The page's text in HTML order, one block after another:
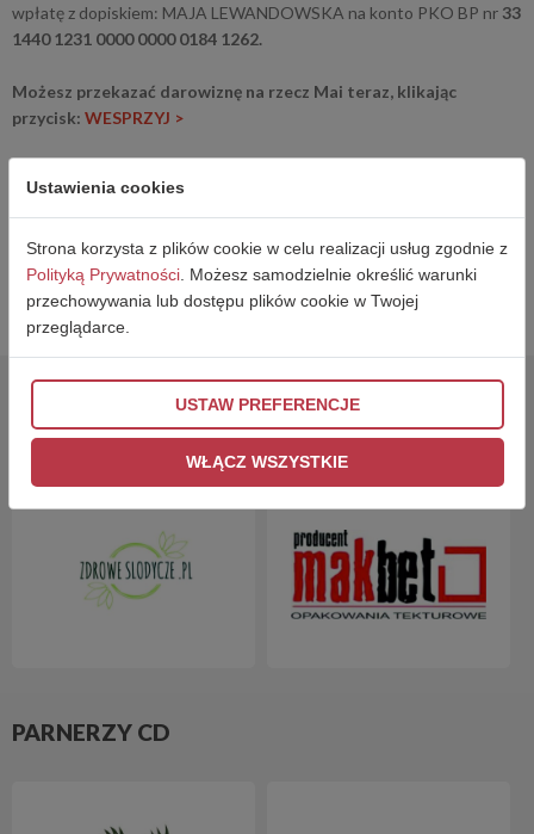
Ustawienia cookies
Strona korzysta z plików cookie w celu realizacji usług zgodnie z
Polityką Prywatności. Możesz samodzielnie określić warunki
przechowywania lub dostępu plików cookie w Twojej
przeglądarce.
USTAW PREFERENCJE
WŁĄCZ WSZYSTKIE
wpłatę z dopiskiem: MAJA LEWANDOWSKA na konto PKO BP nr 33
1440 1231 0000 0000 0184 1262.
Możesz przekazać darowiznę na rzecz Mai teraz, klikając
przycisk: WESPRZYJ >
WRÓĆ WESPRZYJ
PARTNERZY
PARNERZY CD